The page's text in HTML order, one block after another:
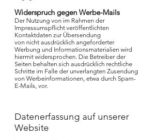
Widerspruch gegen Werbe-Mails
Der Nutzung von im Rahmen der
Impressumspflicht veröffentlichten
Kontaktdaten zur Übersendung
von nicht ausdrücklich angeforderter
Werbung und Informationsmaterialien wird
hiermit widersprochen. Die Betreiber der
Seiten behalten sich ausdrücklich rechtliche
Schritte im Falle der unverlangten Zusendung
von Werbeinformationen, etwa durch Spam-
E-Mails, vor.
Datenerfassung auf unserer
Website